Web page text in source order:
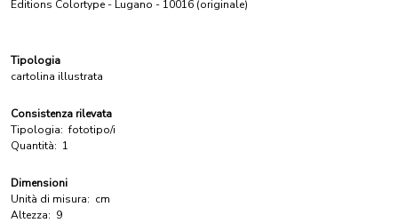
Editions Colortype - Lugano - 10016 (originale)
Tipologia
cartolina illustrata
Consistenza rilevata
Tipologia: fototipo/i
Quantità: 1
Dimensioni
Unità di misura: cm
Altezza: 9